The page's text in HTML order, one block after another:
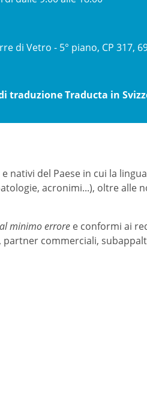
di Vetro - 5° piano, CP 317,
traduzione Traducta in
nativi del Paese in cui la
acronimi...), oltre alle
minimo errore e conformi ai
commerciali,